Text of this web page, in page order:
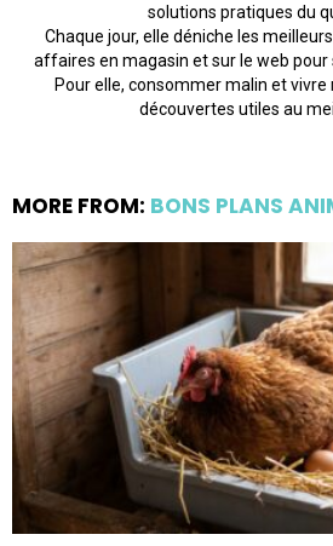
solutions pratiques du
Chaque jour, elle déniche les
affaires en magasin et sur le web pour
Pour elle, consommer malin et vivre
découvertes utiles au
MORE FROM: BONS PLANS